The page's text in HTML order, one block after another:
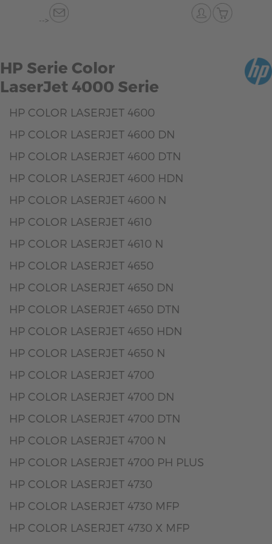
-->
HP Serie Color
LaserJet 4000 Serie
HP COLOR LASERJET 4600
HP COLOR LASERJET 4600 DN
HP COLOR LASERJET 4600 DTN
HP COLOR LASERJET 4600 HDN
HP COLOR LASERJET 4600 N
HP COLOR LASERJET 4610
HP COLOR LASERJET 4610 N
HP COLOR LASERJET 4650
HP COLOR LASERJET 4650 DN
HP COLOR LASERJET 4650 DTN
HP COLOR LASERJET 4650 HDN
HP COLOR LASERJET 4650 N
HP COLOR LASERJET 4700
HP COLOR LASERJET 4700 DN
HP COLOR LASERJET 4700 DTN
HP COLOR LASERJET 4700 N
HP COLOR LASERJET 4700 PH PLUS
HP COLOR LASERJET 4730
HP COLOR LASERJET 4730 MFP
HP COLOR LASERJET 4730 X MFP